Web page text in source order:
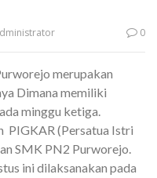
0
merupakan
Dimana memiliki
minggu ketiga.
PIGKAR (Persatua Istri
SMK PN2 Purworejo.
ini dilaksanakan pada